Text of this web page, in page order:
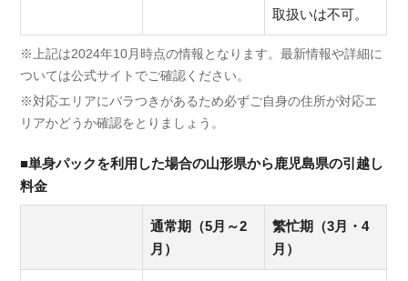
取扱いは不可。
※上記は2024年10月時点の情報となります。最新情報や詳細に
ついては公式サイトでご確認ください。
※対応エリアにバラつきがあるため必ずご自身の住所が対応エ
リアかどうか確認をとりましょう。
■単身パックを利用した場合の山形県から鹿児島県の引越し
料金
通常期（5月～2
月）
繁忙期（3月・4
月）